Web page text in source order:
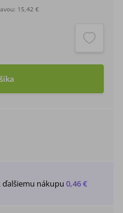
15,42 €
ďalšiemu nákupu 0,46 €